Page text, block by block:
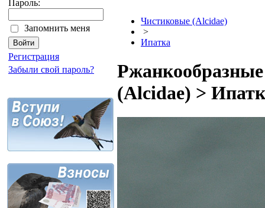
Пароль:
Запомнить меня
Регистрация
Забыли свой пароль?
Чистиковые (Alcidae)
>
Ипатка
(Alcidae) >